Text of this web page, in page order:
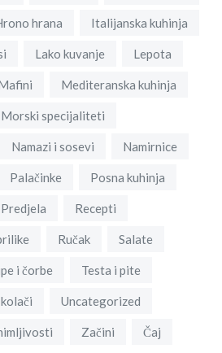
hrana Italijanska kuhinja
Lako kuvanje Lepota
Mediteranska kuhinja
Morski specijaliteti
Namazi i sosevi Namirnice
Palačinke Posna kuhinja
Predjela Recepti
Ručak Salate
i čorbe Testa i pite
Uncategorized
Začini Čaj